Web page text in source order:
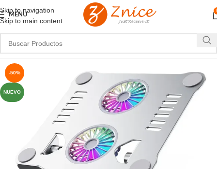
Skip to navigation
Skip to main content
MENU
-50%
NUEVO